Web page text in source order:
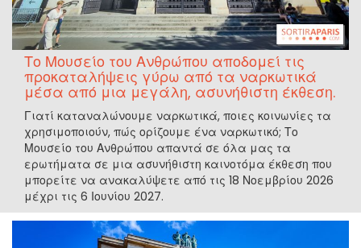
Το Μουσείο του Ανθρώπου αποδομεί τις
προκαταλήψεις γύρω από τα ναρκωτικά
μέσα από μια μεγάλη, ασυνήθιστη έκθεση.
Γιατί καταναλώνουμε ναρκωτικά, ποιες κοινωνίες τα
χρησιμοποιούν, πώς ορίζουμε ένα ναρκωτικό; Το
Μουσείο του Ανθρώπου απαντά σε όλα μας τα
ερωτήματα σε μια ασυνήθιστη καινοτόμα έκθεση που
μπορείτε να ανακαλύψετε από τις 18 Νοεμβρίου 2026
μέχρι τις 6 Ιουνίου 2027.